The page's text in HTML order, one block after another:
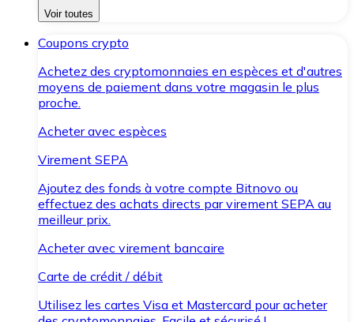
Voir toutes
Coupons crypto
Achetez des cryptomonnaies en espèces et d'autres
moyens de paiement dans votre magasin le plus
proche.
Acheter avec espèces
Virement SEPA
Ajoutez des fonds à votre compte Bitnovo ou
effectuez des achats directs par virement SEPA au
meilleur prix.
Acheter avec virement bancaire
Carte de crédit / débit
Utilisez les cartes Visa et Mastercard pour acheter